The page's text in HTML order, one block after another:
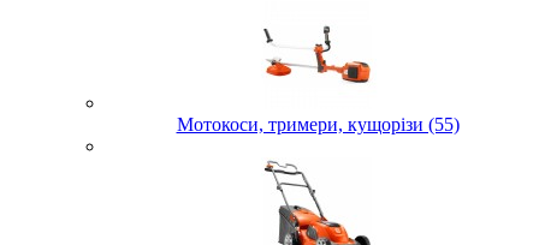
Мотокоси, тримери, кущорізи (55)